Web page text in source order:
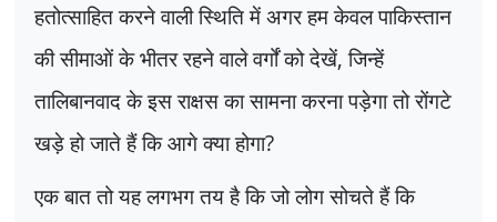
हतोत्साहित करने वाली स्थिति में अगर हम केवल पाकिस्तान
की सीमाओं के भीतर रहने वाले वर्गों को देखें,जिन्हें
तालिबानवाद के इस राक्षस का सामना करना पड़ेगा तो रोंगटे
खड़े हो जाते हैं कि आगे क्या होगा?
एक बात तो यह लगभग तय है कि जो लोग सोचते हैं कि